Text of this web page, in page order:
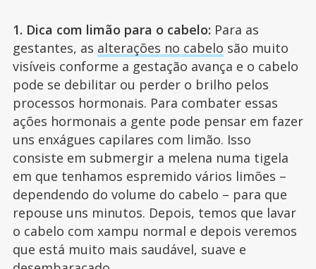
1. Dica com limão para o cabelo: Para as
gestantes, as alterações no cabelo são muito
visíveis conforme a gestação avança e o cabelo
pode se debilitar ou perder o brilho pelos
processos hormonais. Para combater essas
ações hormonais a gente pode pensar em fazer
uns enxágues capilares com limão. Isso
consiste em submergir a melena numa tigela
em que tenhamos espremido vários limões –
dependendo do volume do cabelo – para que
repouse uns minutos. Depois, temos que lavar
o cabelo com xampu normal e depois veremos
que está muito mais saudável, suave e